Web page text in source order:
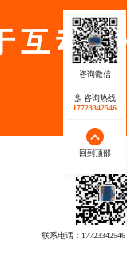
互动
联系电话： 17723342546
咨询热线
17723342546
回到顶部